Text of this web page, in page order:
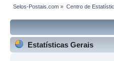
Selos-Postais.com » Centro de
Estatísticas Gerais